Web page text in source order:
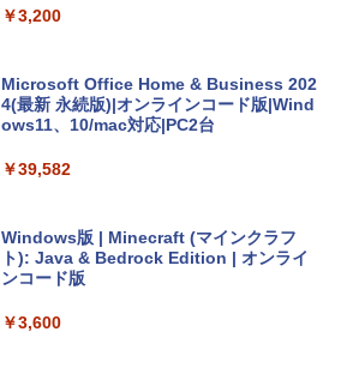
TB SSDストレージ、12MPセンターフレ
￥278,800
【Amazon.co.jp限定】 HP ノートパソコ
￥129,800
FMV ノートパソコン WE1-K3 (MS 365 P
￥3,200
Microsoft Office Home & Business 202
4(最新 永続版)|オンラインコード版|Wind
ows11、10/mac対応|PC2台
￥39,582
Windows版 | Minecraft (マインクラフ
ト): Java & Bedrock Edition | オンライ
ンコード版
￥3,600